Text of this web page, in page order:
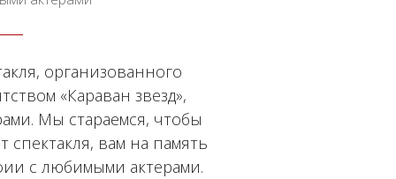
организованного
«Караван звезд»,
Мы стараемся, чтобы
вам на память
с любимыми актерами.